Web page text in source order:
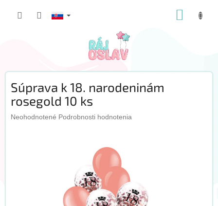
Súprava k 18. narodeninám
rosegold 10 ks
Priemerné
Neohodnotené Podrobnosti hodnotenia